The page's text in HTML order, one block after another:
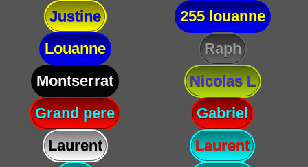
Justine
255 louanne
Louanne
Raph
Montserrat
Nicolas L
Grand pere
Gabriel
Laurent
Laurent